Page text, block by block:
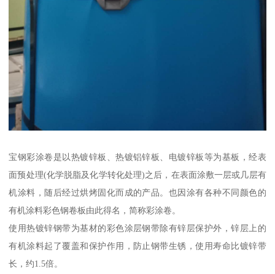
宝钢彩涂卷是以热镀锌板、热镀铝锌板、电镀锌板等为基板，经表
面预处理(化学脱脂及化学转化处理)之后，在表面涂敷一层或几层有
机涂料，随后经过烘烤固化而成的产品。也因涂有各种不同颜色的
有机涂料彩色钢卷板由此得名，简称彩涂卷。
使用热镀锌钢带为基材的彩色涂层钢带除有锌层保护外，锌层上的
有机涂料起了覆盖和保护作用，防止钢带生锈，使用寿命比镀锌带
长，约1.5倍。